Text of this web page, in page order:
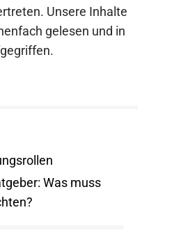
Unsere Inhalte
gelesen und in
Was muss